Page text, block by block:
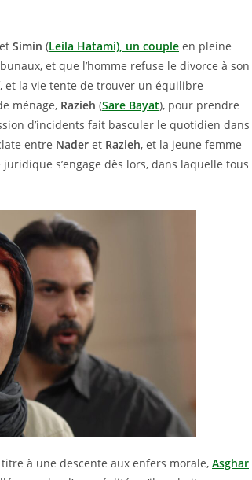
Simin (Leila Hatami), un couple en pleine
et que l’homme refuse le divorce à son
et la vie tente de trouver un équilibre
ménage, Razieh (Sare Bayat), pour prendre
d’incidents fait basculer le quotidien dans
entre Nader et Razieh, et la jeune femme
s’engage dès lors, dans laquelle tous
titre à une descente aux enfers morale, Asghar